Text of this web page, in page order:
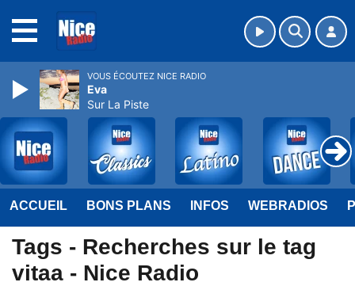
ACCUEIL BONS PLANS INFOS WEBRADIOS
Tags - Recherches sur le tag
vitaa - Nice Radio
VOUS ÉCOUTEZ NICE RADIO
Eva
Sur La Piste